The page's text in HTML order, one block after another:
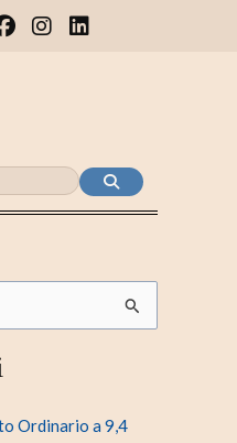
F
I
m
L
n
Ordinario a 9,4